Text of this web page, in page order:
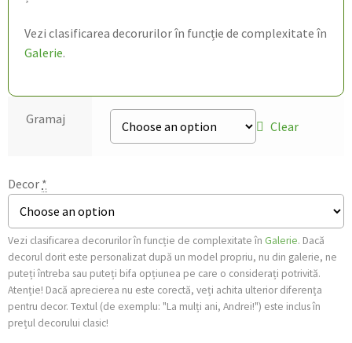
Vezi clasificarea decorurilor în funcție de complexitate în
Galerie.
Gramaj Clear
Decor *
Vezi clasificarea decorurilor în funcție de complexitate în Galerie. Dacă
decorul dorit este personalizat după un model propriu, nu din galerie, ne
puteți întreba sau puteți bifa opțiunea pe care o considerați potrivită.
Atenție! Dacă aprecierea nu este corectă, veți achita ulterior diferența
pentru decor. Textul (de exemplu: "La mulți ani, Andrei!") este inclus în
prețul decorului clasic!